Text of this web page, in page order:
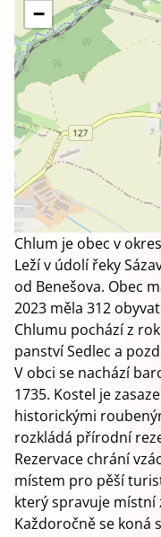
−
Chlum je obec v
Leží v údolí řeky
od Benešova. Obec
2023 měla 312
Chlumu pochází z
panství Sedlec a
V obci se nachází
1735. Kostel je
historickými
rozkládá přírodní
Rezervace chrání
místem pro pěší
který spravuje místní
Každoročně se koná